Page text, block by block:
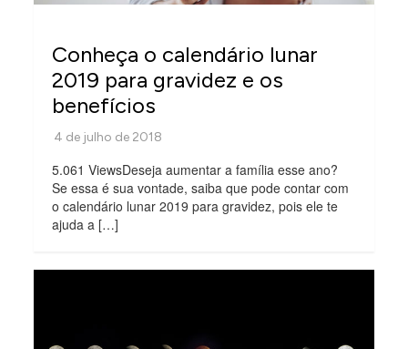
Conheça o calendário lunar
2019 para gravidez e os
benefícios
5.061 ViewsDeseja aumentar a família esse ano?
Se essa é sua vontade, saiba que pode contar com
o calendário lunar 2019 para gravidez, pois ele te
ajuda a […]